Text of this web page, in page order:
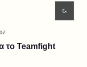
το Teamfight